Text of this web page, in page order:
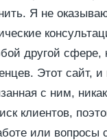
Я не
другой сфере,
Этот сайт, и
с ним,
клиентов,
или вопросы